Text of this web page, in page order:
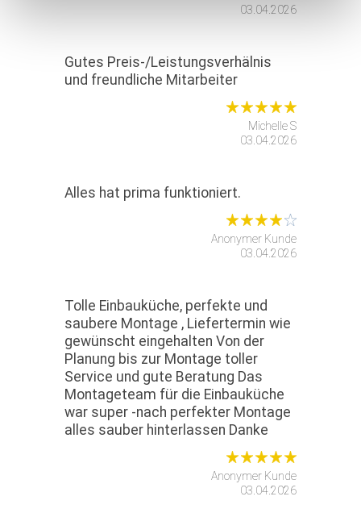
03.04.2026
Gutes Preis-/Leistungsverhälnis
und freundliche Mitarbeiter
Michelle S
03.04.2026
Alles hat prima funktioniert.
Anonymer Kunde
03.04.2026
Tolle Einbauküche, perfekte und
saubere Montage , Liefertermin wie
gewünscht eingehalten Von der
Planung bis zur Montage toller
Service und gute Beratung Das
Montageteam für die Einbauküche
war super -nach perfekter Montage
alles sauber hinterlassen Danke
Anonymer Kunde
03.04.2026